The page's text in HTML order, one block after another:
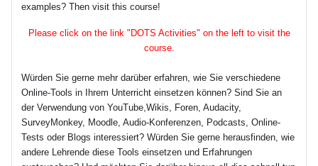
examples? Then visit this course!
Please click on the link "DOTS Activities" on the left to visit the
course.
Würden Sie gerne mehr darüber erfahren, wie Sie verschiedene
Online-Tools in Ihrem Unterricht einsetzen können? Sind Sie an
der Verwendung von YouTube,Wikis, Foren, Audacity,
SurveyMonkey, Moodle, Audio-Konferenzen, Podcasts, Online-
Tests oder Blogs interessiert? Würden Sie gerne herausfinden, wie
andere Lehrende diese Tools einsetzen und Erfahrungen